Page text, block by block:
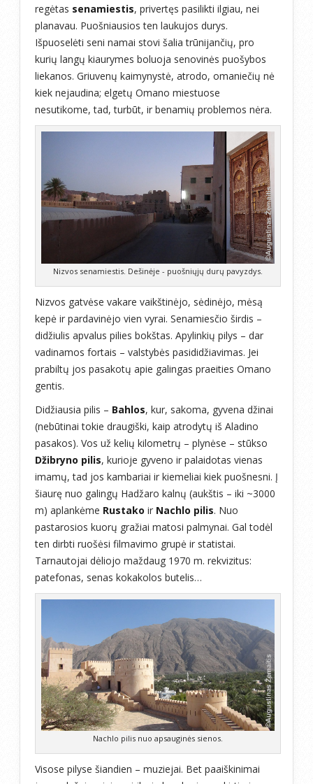
regėtas senamiestis, privertęs pasilikti ilgiau, nei
planavau. Puošniausios ten laukujos durys.
Išpuoselėti seni namai stovi šalia trūnijančių, pro
kurių langų kiaurymes boluoja senovinės puošybos
liekanos. Griuvenų kaimynystė, atrodo, omaniečių nė
kiek nejaudina; elgetų Omano miestuose
nesutikome, tad, turbūt, ir benamių problemos nėra.
Nizvos senamiestis. Dešinėje - puošniųjų durų pavyzdys.
Nizvos gatvėse vakare vaikštinėjo, sėdinėjo, mėsą
kepė ir pardavinėjo vien vyrai. Senamiesčio širdis –
didžiulis apvalus pilies bokštas. Apylinkių pilys – dar
vadinamos fortais – valstybės pasididžiavimas. Jei
prabiltų jos pasakotų apie galingas praeities Omano
gentis.
Didžiausia pilis – Bahlos, kur, sakoma, gyvena džinai
(nebūtinai tokie draugiški, kaip atrodytų iš Aladino
pasakos). Vos už kelių kilometrų – plynėse – stūkso
Džibryno pilis, kurioje gyveno ir palaidotas vienas
imamų, tad jos kambariai ir kiemeliai kiek puošnesni. Į
šiaurę nuo galingų Hadžaro kalnų (aukštis – iki ~3000
m) aplankėme Rustako ir Nachlo pilis. Nuo
pastarosios kuorų gražiai matosi palmynai. Gal todėl
ten dirbti ruošėsi filmavimo grupė ir statistai.
Tarnautojai dėliojo maždaug 1970 m. rekvizitus:
patefonas, senas kokakolos butelis…
Nachlo pilis nuo apsauginės sienos.
Visose pilyse šiandien – muziejai. Bet paaiškinimai